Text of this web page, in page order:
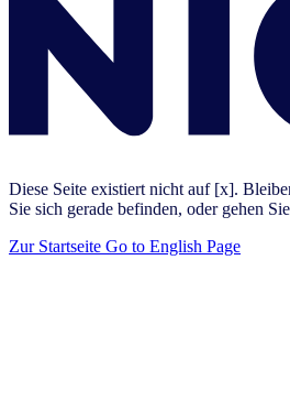
Diese Seite existiert nicht auf [x].
Sie sich gerade befinden, oder gehen
Zur Startseite Go to English Page